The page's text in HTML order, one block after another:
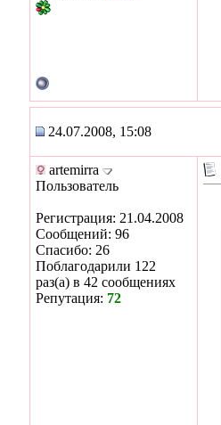
24.07.2008, 15:08
artemirra
Пользователь
Регистрация: 21.04.2008
Сообщений: 96
Спасибо: 26
Поблагодарили 122
раз(а) в 42 сообщениях
Репутация: 72